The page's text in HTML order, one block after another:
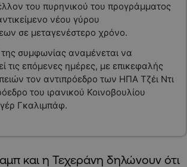
του πυρηνικού του προγράμματος
νέου γύρου
σε μεταγενέστερο χρόνο.
συμφωνίας αναμένεται να
τις επόμενες ημέρες, με επικεφαλής
τον αντιπρόεδρο των ΗΠΑ Τζέι Ντι
του ιρανικού Κοινοβουλίου
Γκαλιμπάφ.
και η Τεχεράνη δηλώνουν ότι